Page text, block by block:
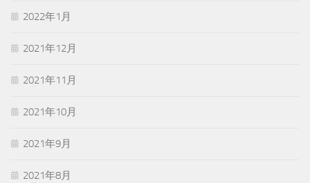
2022年1月
2021年12月
2021年11月
2021年10月
2021年9月
2021年8月